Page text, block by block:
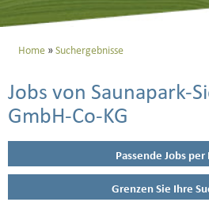
Home Suchergebnisse
Jobs von Saunapark-
GmbH-Co-KG
Passende Jobs per
Grenzen Sie Ihre